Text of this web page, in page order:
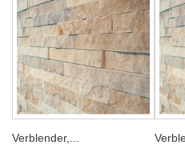
Verblender,...